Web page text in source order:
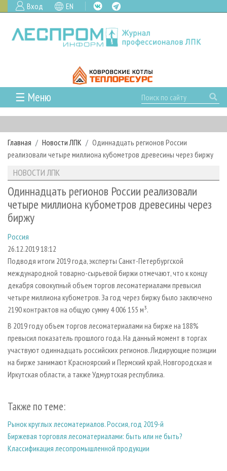
Вход EN
☰ Меню
ГЛАВНАЯ
РУБРИКИ И ТЕМЫ
РУБРИКИ ЖУРНАЛА
ЛЕСОЗАГОТОВКА
ЛЕСОПИЛЕНИЕ
ДЕРЕВООБРАБОТКА
СУШКА ДРЕВЕСИНЫ
ПРОИЗВОДСТВО ДРЕВЕСНЫХ ПЛИТ
ДЕРЕВЯННОЕ ДОМОСТРОЕНИЕ
ПРОИЗВОДСТВО МЕБЕЛИ
БИОЭНЕРГЕТИКА
ИНСТРУМЕНТ И МАТЕРИАЛЫ
НОВОСТИ
НОВОСТИ ЛПК
НОВОСТИ ЖУРНАЛА
НОВОСТИ КОМПАНИЙ
ПРОЕКТЫ ЛПИ
АНАЛИТИКА
ПРЕДПРИЯТИЯ ЛПК
ЛЕСНЫЕ РЕГИОНЫ РОССИИ
ПЕРСОНЫ
МОБИЛЬНЫЕ ВЫСТАВКИ
ОФИЦИАЛЬНЫЕ ДЕЛЕГАЦИИ
ПРИОРИТЕТНЫЕ ИНВЕСТПРОЕКТЫ
RUSSIAN FORESTRY REVIEW
БИБЛИОТЕКА СПЕЦИАЛИСТА
АРХИВ ЖУРНАЛОВ
СТАТЬИ
О ЖУРНАЛЕ
ПОДПИСКА
КОНТАКТЫ
РЕКЛАМОДАТЕЛЯМ
РЕКЛАМА
РЕКЛАМА НА САЙТЕ
Главная Новости ЛПК
Одиннадцать регионов России
реализовали четыре миллиона кубометров древесины через биржу
НОВОСТИ ЛПК
Одиннадцать регионов России реализовали
четыре миллиона кубометров древесины через
биржу
Россия
26.12.2019 18:12
Подводя итоги 2019 года, эксперты Санкт-Петербургской
международной товарно-сырьевой биржи отмечают, что к концу
декабря совокупный объем торгов лесоматериалами превысил
четыре миллиона кубометров. За год через биржу было заключено
2190 контрактов на общую сумму 4 006 155 м³.
В 2019 году объем торгов лесоматериалами на бирже на 188%
превысил показатель прошлого года. На данный момент в торгах
участвуют одиннадцать российских регионов. Лидирующие позиции
на бирже занимают Красноярский и Пермский край, Новгородская и
Иркутская области, а также Удмуртская республика.
Также по теме:
Рынок круглых лесоматериалов. Россия, год 2019-й
Биржевая торговля лесоматериалами: быть или не быть?
Классификация лесопромышленной продукции